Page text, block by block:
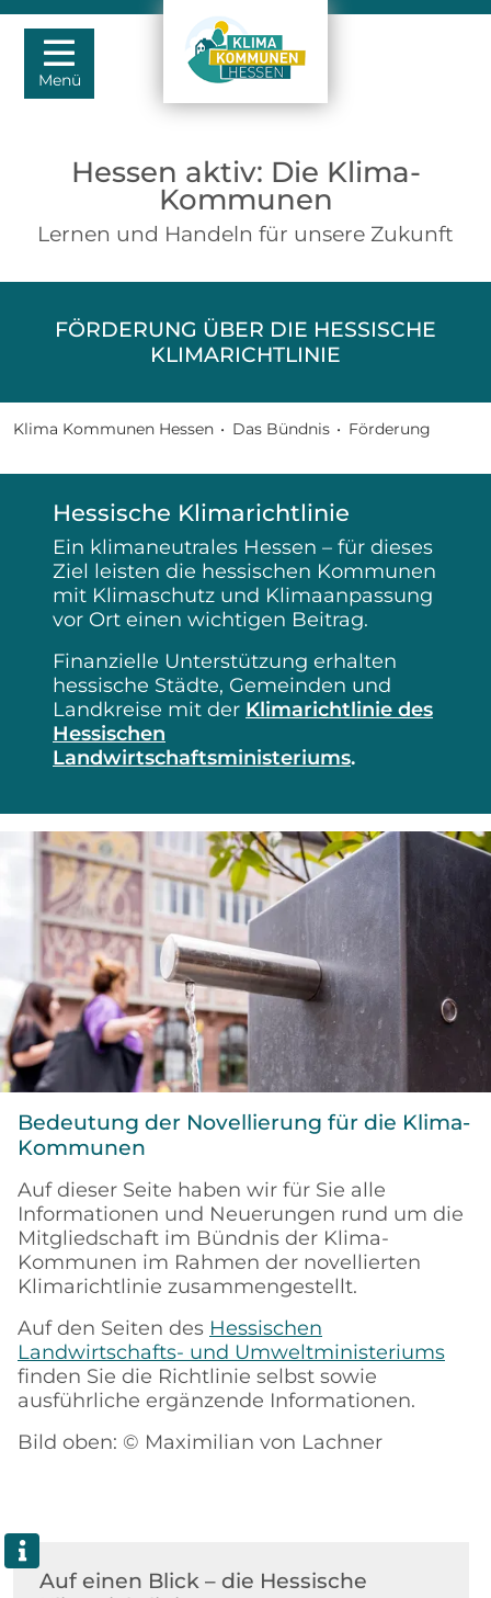
Menü
Hessen aktiv: Die Klima-
Kommunen
Lernen und Handeln für unsere Zukunft
FÖRDERUNG ÜBER DIE HESSISCHE
KLIMARICHTLINIE
Klima Kommunen Hessen • Das Bündnis • Förderung
Hessische Klimarichtlinie
Ein klimaneutrales Hessen – für dieses
Ziel leisten die hessischen Kommunen
mit Klimaschutz und Klimaanpassung
vor Ort einen wichtigen Beitrag.
Finanzielle Unterstützung erhalten
hessische Städte, Gemeinden und
Landkreise mit der Klimarichtlinie des
Hessischen
Landwirtschaftsministeriums.
Bedeutung der Novellierung für die Klima-
Kommunen
Auf dieser Seite haben wir für Sie alle
Informationen und Neuerungen rund um die
Mitgliedschaft im Bündnis der Klima-
Kommunen im Rahmen der novellierten
Klimarichtlinie zusammengestellt.
Auf den Seiten des Hessischen
Landwirtschafts- und Umweltministeriums
finden Sie die Richtlinie selbst sowie
ausführliche ergänzende Informationen.
Bild oben: © Maximilian von Lachner
Auf einen Blick – die Hessische